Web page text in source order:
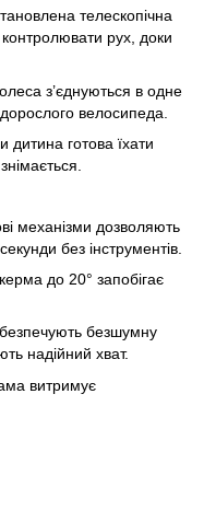
телескопічна
рух, доки
з’єднуються в одне
велосипеда.
дитина готова їхати
механізми дозволяють
без інструментів.
до 20° запобігає
безшумну
надійний хват.
витримує